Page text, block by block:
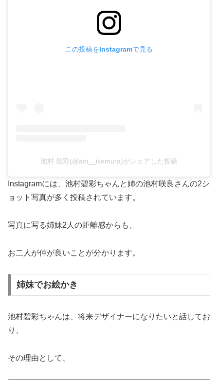
この投稿をInstagramで見る
池村 碧彩(@aoi__ikemura)がシェアした投稿
Instagramには、池村碧彩ちゃんと姉の池村咲良さんの2シ
ョット写真が多く投稿されています。
写真に写る姉妹2人の距離感からも、
お二人が仲が良いことが分かります。
姉妹でお絵かき
池村碧彩ちゃんは、将来デザイナーになりたいと話してお
り、
その理由として、